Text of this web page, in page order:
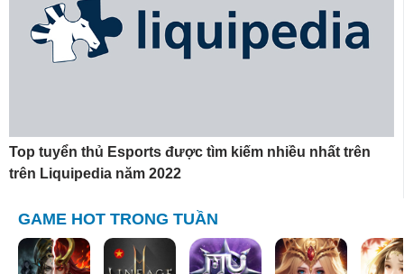
Top tuyển thủ Esports được tìm kiếm nhiều nhất trên
trên Liquipedia năm 2022
GAME HOT TRONG TUẦN